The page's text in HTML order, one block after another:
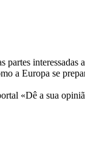
a Europa se
«Dê a sua